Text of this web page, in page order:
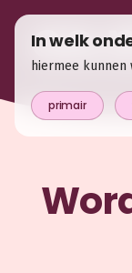
In welk
hiermee
primair